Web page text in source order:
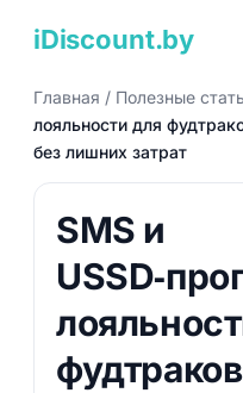
iDiscount.by
Главная / Полезные
лояльности для
без лишних затрат
SMS и